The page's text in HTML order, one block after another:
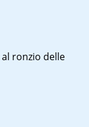
ronzio delle